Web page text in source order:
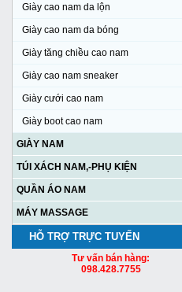
Giày cao nam da lộn
Giày cao nam da bóng
Giày tăng chiều cao nam
Giày cao nam sneaker
Giày cưới cao nam
Giày boot cao nam
GIÀY NAM
TÚI XÁCH NAM,-PHỤ KIỆN
QUẦN ÁO NAM
MÁY MASSAGE
HỖ TRỢ TRỰC TUYẾN
Tư vấn bán hàng:
098.428.7755